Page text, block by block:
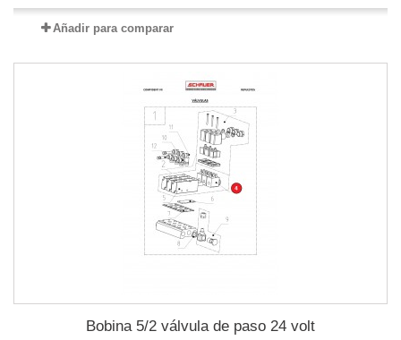
Añadir para comparar
Bobina 5/2 válvula de paso 24 volt